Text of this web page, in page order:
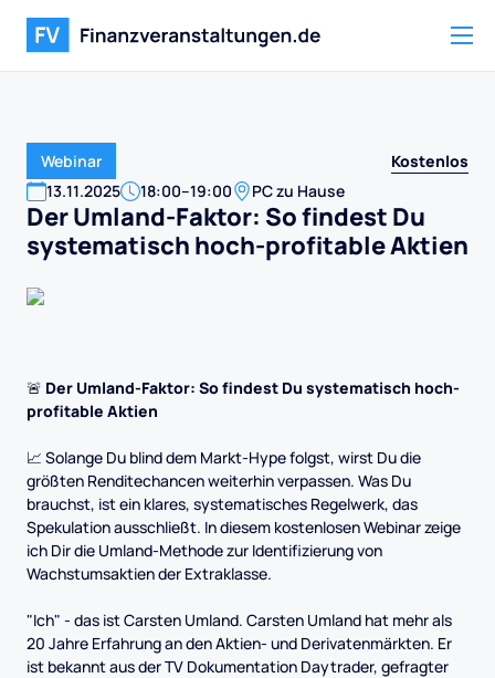
Webinar
Kostenlos
13.11.2025 18:00–19:00 PC zu Hause
Der Umland-Faktor: So findest Du
systematisch hoch-profitable Aktien
🚨 Der Umland-Faktor: So findest Du systematisch hoch-
profitable Aktien
📈 Solange Du blind dem Markt-Hype folgst, wirst Du die
größten Renditechancen weiterhin verpassen. Was Du
brauchst, ist ein klares, systematisches Regelwerk, das
Spekulation ausschließt. In diesem kostenlosen Webinar zeige
ich Dir die Umland-Methode zur Identifizierung von
Wachstumsaktien der Extraklasse.
"Ich" - das ist Carsten Umland. Carsten Umland hat mehr als
20 Jahre Erfahrung an den Aktien- und Derivatenmärkten. Er
ist bekannt aus der TV Dokumentation Daytrader, gefragter